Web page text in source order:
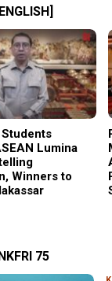
Lumina
Winners to
75